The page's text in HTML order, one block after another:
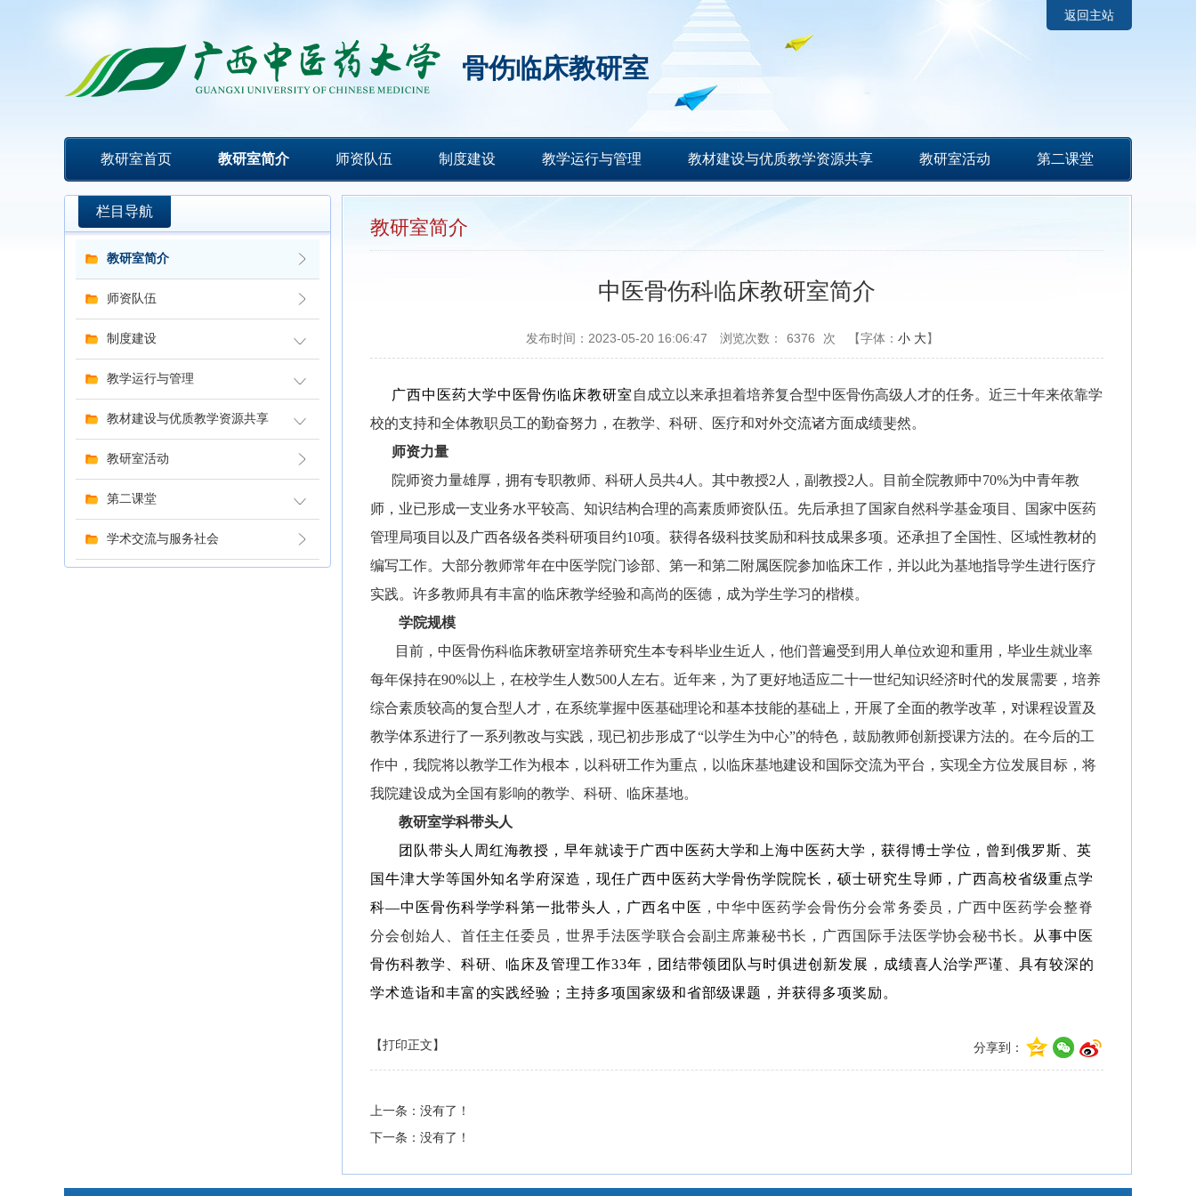
返回主站
骨伤临床教研室
教研室首页 教研室简介 师资队伍 制度建设 教学运行与管理 教材建设与优质教学资源共享 教研室活动 第二课堂
栏目导航
教研室简介
师资队伍
制度建设
教学运行与管理
教材建设与优质教学资源共享
教研室活动
第二课堂
学术交流与服务社会
教研室简介
中医骨伤科临床教研室简介
发布时间：2023-05-20 16:06:47 浏览次数： 6376 次 【字体： 小 大】
广西中医药大学中医骨伤临床教研室 自成立以来承担着培养复合型中医骨伤高级人才的任务。近三十年来依靠学
校的支持和全体教职员工的勤奋努力，在教学、科研、医疗和对外交流诸方面成绩斐然。
师资力量
院师资力量雄厚，拥有专职教师、科研人员共4 人。其中教授2 人，副教授2 人。目前全院教师中70%为中青年教
师，业已形成一支业务水平较高、知识结构合理的高素质师资队伍。先后承担了国家自然科学基金项目、国家中医药
管理局项目以及广西各级各类科研项目约10项。获得各级科技奖励和科技成果多项。还承担了全国性、区域性教材的
编写工作。大部分教师常年在中医学院门诊部、第一和第二附属医院参加临床工作，并以此为基地指导学生进行医疗
实践。许多教师具有丰富的临床教学经验和高尚的医德，成为学生学习的楷模。
学院规模
目前，中医骨伤科临床教研室培养研究生本专科毕业生近人，他们普遍受到用人单位欢迎和重用，毕业生就业率
每年保持在90%以上，在校学生人数500 人左右。近年来，为了更好地适应二十一世纪知识经济时代的发展需要，培养
综合素质较高的复合型人才，在系统掌握中医基础理论和基本技能的基础上，开展了全面的教学改革，对课程设置及
教学体系进行了一系列教改与实践，现已初步形成了“以学生为中心”的特色，鼓励教师创新授课方法的。在今后的工
作中，我院将以教学工作为根本，以科研工作为重点，以临床基地建设和国际交流为平台，实现全方位发展目标，将
我院建设成为全国有影响的教学、科研、临床基地。
教研室学科带头人
团队带头人周红海教授，早年就读于广西中医药大学和上海中医药大学，获得博士学位，曾到俄罗斯、英
国牛津大学等国外知名学府深造，现任广西中医药大学骨伤学院院长，硕士研究生导师，广西高校省级重点学
科—中医骨伤科学学科第一批带头人，广西名中医 ，中华中医药学会骨伤分会常务委员，广西中医药学会整脊
分会创始人、首任主任委员，世界手法医学联合会副主席兼秘书长，广西国际手法医学协会秘书长 。
从事中医
骨伤科教学、科研、临床及管理工作33年，团结带领团队与时俱进创新发展，成绩喜人治学严谨、具有较深的
学术造诣和丰富的实践经验；主持多项国家级和省部级课题，并获得多项奖励。
分享到：
【打印正文】
上一条：没有了！
下一条：没有了！